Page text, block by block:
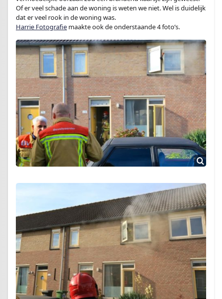
Of er veel schade aan de woning is weten we niet. Wel is duidelijk
dat er veel rook in de woning was.
Harrie Fotografie maakte ook de onderstaande 4 foto’s.